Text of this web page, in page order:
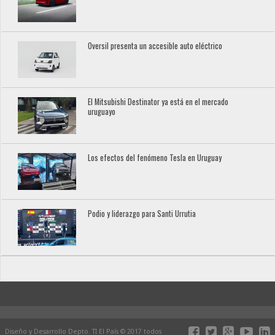
Oversil presenta un accesible auto eléctrico
El Mitsubishi Destinator ya está en el mercado
uruguayo
Los efectos del fenómeno Tesla en Uruguay
Podio y liderazgo para Santi Urrutia
Diseño y Desarrollo Depto. TI El País © 2017 todos